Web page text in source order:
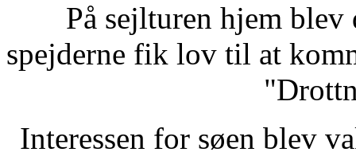
På sejlturen hjem
spejderne fik lov til at
Interessen for søen blev